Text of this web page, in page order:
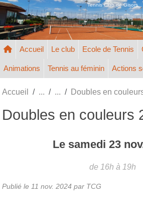
Tennis Club de Gisors
Accueil Le club Ecole de Tennis
Animations Tennis au féminin Actions
Accueil Doubles en
Doubles en couleurs
Le samedi 23
de 16h à 19h
Publié le 11 nov. 2024 par TCG
Panneau de gestion des cookies